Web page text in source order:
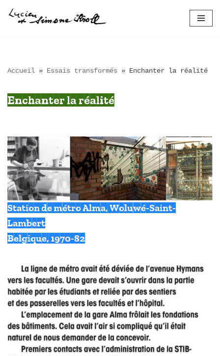
Aller
Accueil » Essais transformés » Enchanter la réalité
Enchanter la réalité
Station de métro Alma, Woluwé-Saint-
Lambert
Belgique, 1970-82